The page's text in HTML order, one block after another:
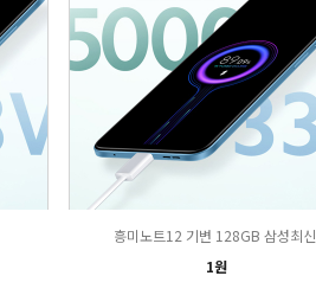
흥미노트12 기변 128GB 삼성최신
1원